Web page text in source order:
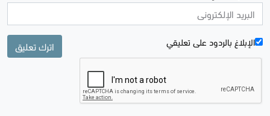
الإبلاغ بالردود علی تعليقي اترك تعليق